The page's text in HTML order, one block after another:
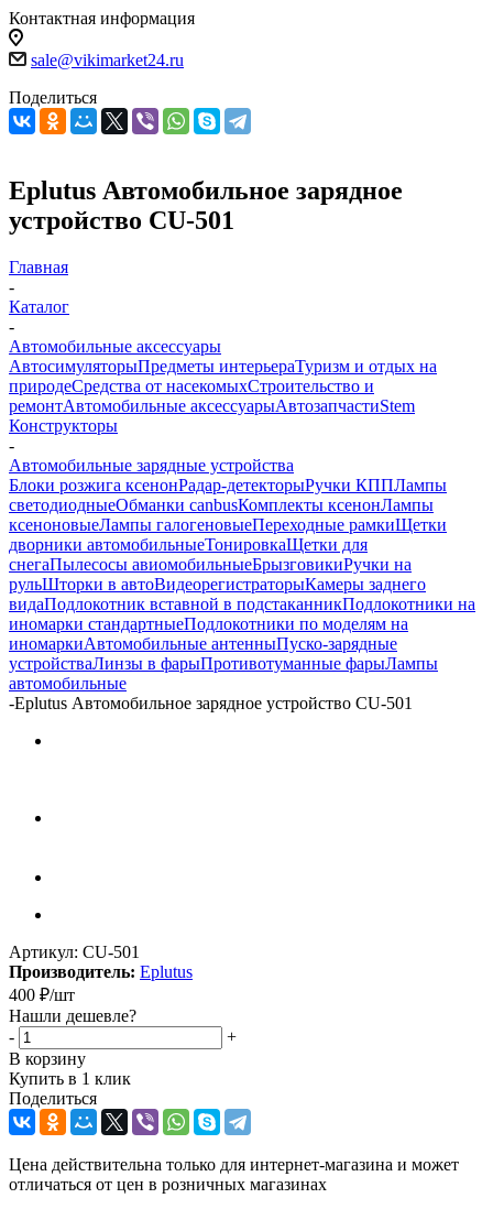
Контактная информация
sale@vikimarket24.ru
Поделиться
Eplutus Автомобильное зарядное
устройство CU-501
Главная
-
Каталог
-
Автомобильные аксессуары
АвтосимуляторыПредметы интерьераТуризм и отдых на
природеСредства от насекомыхСтроительство и
ремонтАвтомобильные аксессуарыАвтозапчастиStem
Конструкторы
-
Автомобильные зарядные устройства
Блоки розжига ксенонРадар-детекторыРучки КППЛампы
светодиодныеОбманки canbusКомплекты ксенонЛампы
ксеноновыеЛампы галогеновыеПереходные рамкиЩетки
дворники автомобильныеТонировкаЩетки для
снегаПылесосы авиомобильныеБрызговикиРучки на
рульШторки в автоВидеорегистраторыКамеры заднего
видаПодлокотник вставной в подстаканникПодлокотники на
иномарки стандартныеПодлокотники по моделям на
иномаркиАвтомобильные антенныПуско-зарядные
устройстваЛинзы в фарыПротивотуманные фарыЛампы
автомобильные
-Eplutus Автомобильное зарядное устройство CU-501
Артикул: CU-501
Производитель: Eplutus
400 ₽/шт
Нашли дешевле?
-
+
В корзину
Купить в 1 клик
Поделиться
Цена действительна только для интернет-магазина и может
отличаться от цен в розничных магазинах